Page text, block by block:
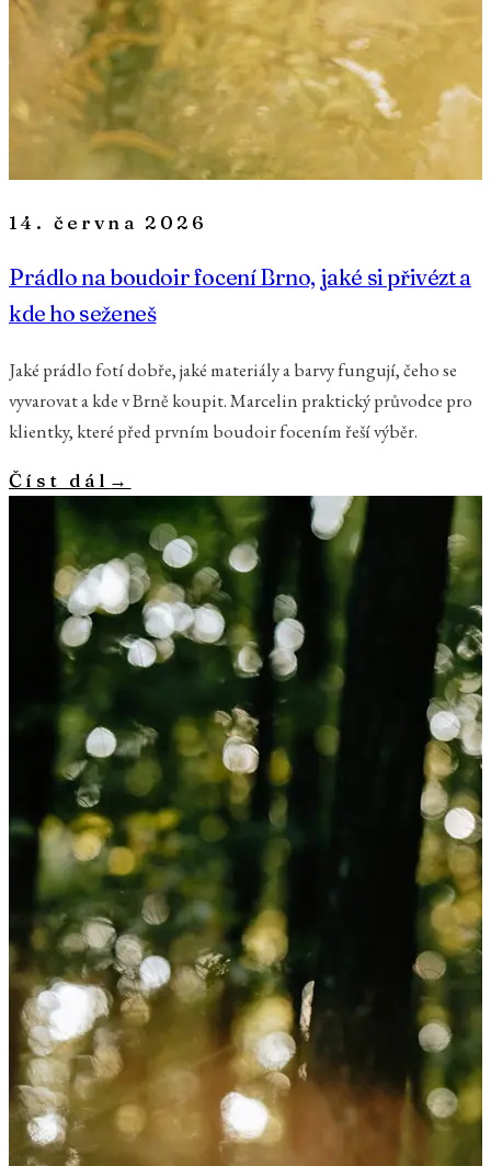
14. června 2026
Prádlo na boudoir focení Brno, jaké si přivézt a
kde ho seženeš
Jaké prádlo fotí dobře, jaké materiály a barvy fungují, čeho se
vyvarovat a kde v Brně koupit. Marcelin praktický průvodce pro
klientky, které před prvním boudoir focením řeší výběr.
Číst dál →